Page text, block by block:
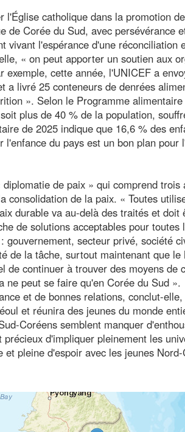
catholique dans la promotion
de Corée du Sud, avec persévérance
vivant l'espérance d'une réconciliation
« on peut apporter un soutien aux
exemple, cette année, l'UNICEF a
a livré 25 conteneurs de denrées
». Selon le Programme
plus de 40 % de la population,
de 2025 indique que 16,6 % des
du pays est un bon plan
de paix » qui comprend
consolidation de la paix. « Toutes
durable va au-delà des traités et doit
de solutions acceptables pour
gouvernement, secteur privé, société
de la tâche, surtout maintenant que
de continuer à trouver des moyens de
peut se faire qu'en Corée du Sud ».
et de bonnes relations, conclut-
et réunira des jeunes du monde
Coréens semblent manquer
d'impliquer pleinement les
pleine d'espoir avec les jeunes